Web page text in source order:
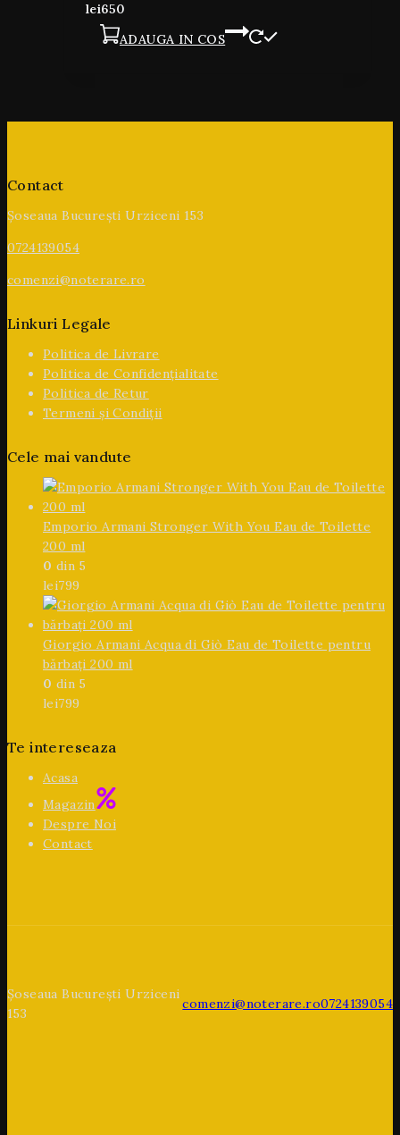
lei650
ADAUGA IN COS
Contact
Șoseaua București Urziceni 153
0724139054
comenzi@noterare.ro
Linkuri Legale
Politica de Livrare
Politica de Confidențialitate
Politica de Retur
Termeni și Condiții
Cele mai vandute
Emporio Armani Stronger With You Eau de Toilette
200 ml
0 din 5
lei799
Giorgio Armani Acqua di Giò Eau de Toilette pentru
bărbați 200 ml
0 din 5
lei799
Te intereseaza
Acasa
Magazin
Despre Noi
Contact
Șoseaua București Urziceni
153
comenzi@noterare.ro0724139054